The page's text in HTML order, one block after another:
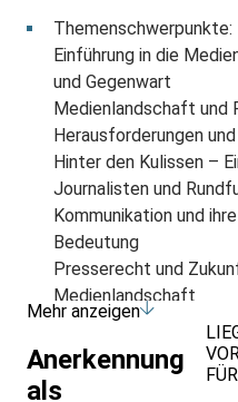
Themenschwerpunkte:
Einführung in die
und Gegenwart
Medienlandschaft und
Herausforderungen
Hinter den Kulissen –
Journalisten und
Kommunikation und
Bedeutung
Presserecht und
Medienlandschaft
Bitte beachten Sie:
Da die Wegstrecken
Fahrrad zurückgelegt
Mehr anzeigen
Anerkennung
als
FÜR